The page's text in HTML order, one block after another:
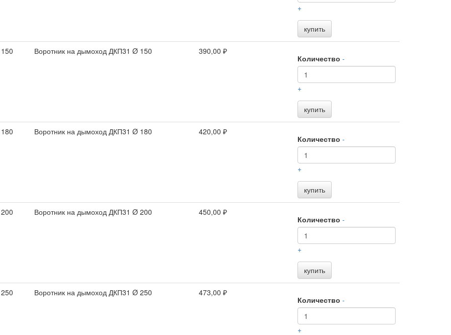
+
купить
Воротник на дымоход ДКП31 Ø 150 390,00 ₽
Количество -
+
купить
Воротник на дымоход ДКП31 Ø 180 420,00 ₽
Количество -
+
купить
Воротник на дымоход ДКП31 Ø 200 450,00 ₽
Количество -
+
купить
Воротник на дымоход ДКП31 Ø 250 473,00 ₽
Количество -
+